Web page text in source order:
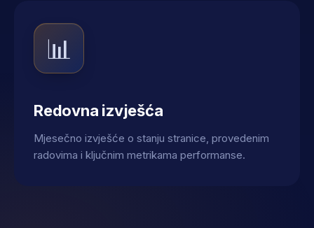
📊
Redovna izvješća
Mjesečno izvješće o stanju stranice, provedenim
radovima i ključnim metrikama performanse.